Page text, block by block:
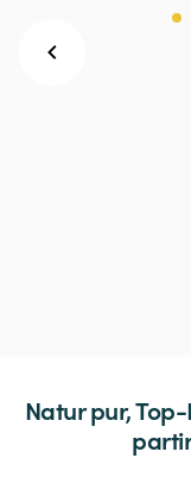
Natur pur,